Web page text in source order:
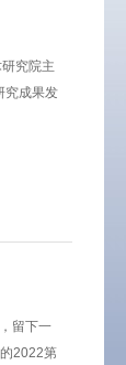
究院主
究成果发
留下一
2022第